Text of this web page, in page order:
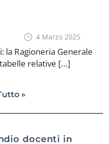
4 Marzo 2025
Ragioneria Generale
relative […]
»
docenti in